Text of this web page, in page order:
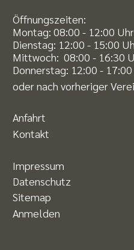
Öffnungszeiten:
Montag: 08:00 - 12:00 Uhr
Dienstag: 12:00 - 15:00
Mittwoch: 08:00 - 16:30
Donnerstag: 12:00 -
oder nach vorheriger
Anfahrt
Kontakt
Impressum
Datenschutz
Sitemap
Anmelden